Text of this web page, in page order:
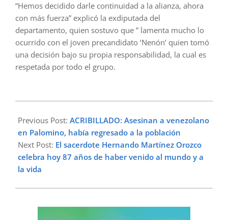
“Hemos decidido darle continuidad a la alianza, ahora
con más fuerza” explicó la exdiputada del
departamento, quien sostuvo que ” lamenta mucho lo
ocurrido con el joven precandidato ‘Nenón’ quien tomó
una decisión bajo su propia responsabilidad, la cual es
respetada por todo el grupo.
04-
21
Previous Post: ACRIBILLADO: Asesinan a venezolano
en Palomino, había regresado a la población
Next Post: El sacerdote Hernando Martínez Orozco
celebra hoy 87 años de haber venido al mundo y a
la vida